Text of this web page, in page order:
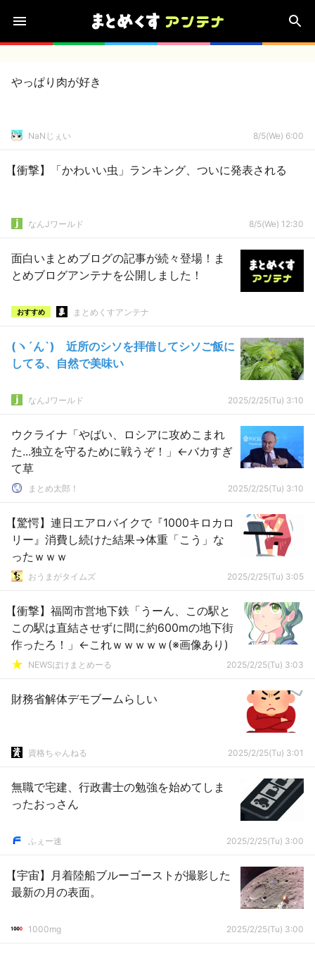
やっぱり肉が好き
NaNじぇい 8/5(We) 6:00
【衝撃】「かわいい虫」ランキング、ついに発表される
なんJワールド 8/5(We) 12:30
面白いまとめブログの記事が続々登場！ま
とめブログアンテナを公開しました！
おすすめ まとめくすアンテナ
(ヽ´ん`) 近所のシソを拝借してシソご飯に
してる、自然で美味い
なんJワールド 2025/2/25(Tu) 3:10
ウクライナ「やばい、ロシアに攻めこまれ
た...独立を守るために戦うぞ！」←バカすぎ
て草
まとめ太郎！ 2025/2/25(Tu) 3:10
【驚愕】連日エアロバイクで『1000キロカロ
リー』消費し続けた結果→体重「こう」な
ったｗｗｗ
おうまがタイムズ 2025/2/25(Tu) 3:05
【衝撃】福岡市営地下鉄「うーん、この駅と
この駅は直結させずに間に約600mの地下街
作ったろ！」←これｗｗｗｗｗ(※画像あり)
NEWSぽけまとめーる 2025/2/25(Tu) 3:03
財務省解体デモブームらしい
資格ちゃんねる 2025/2/25(Tu) 3:01
無職で宅建、行政書士の勉強を始めてしま
ったおっさん
ふぇー速 2025/2/25(Tu) 3:00
【宇宙】月着陸船ブルーゴーストが撮影した
最新の月の表面。
1000mg 2025/2/25(Tu) 3:00